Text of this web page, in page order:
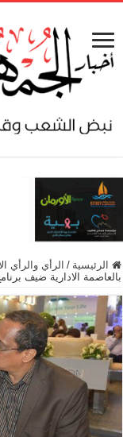
الرئيسية / الرأي والرأي
بالعاصمة الادارية ضيف